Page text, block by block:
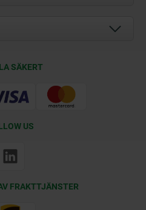
SÄKERT
US
FRAKTTJÄNSTER